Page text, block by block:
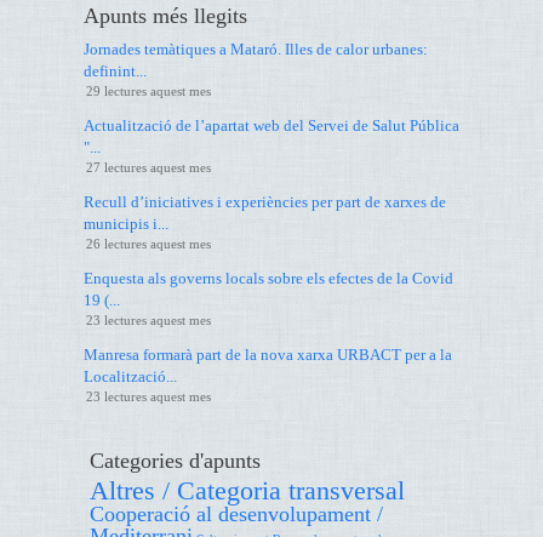
Apunts més llegits
Jornades temàtiques a Mataró. Illes de calor urbanes:
definint...
29 lectures aquest mes
Actualització de l’apartat web del Servei de Salut Pública
"...
27 lectures aquest mes
Recull d’iniciatives i experiències per part de xarxes de
municipis i...
26 lectures aquest mes
Enquesta als governs locals sobre els efectes de la Covid
19 (...
23 lectures aquest mes
Manresa formarà part de la nova xarxa URBACT per a la
Localització...
23 lectures aquest mes
Categories d'apunts
Altres / Categoria transversal
Cooperació al desenvolupament /